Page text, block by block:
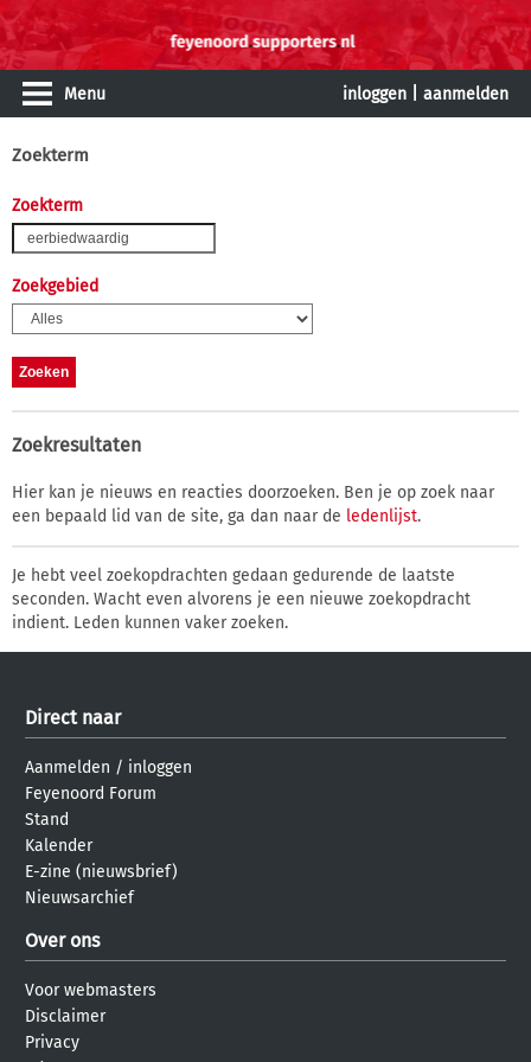
Menu inloggen aanmelden
Zoekterm
Zoekterm
Zoekgebied
Zoekresultaten
Hier kan je nieuws en reacties doorzoeken. Ben je op zoek naar
een bepaald lid van de site, ga dan naar de ledenlijst.
Je hebt veel zoekopdrachten gedaan gedurende de laatste
seconden. Wacht even alvorens je een nieuwe zoekopdracht
indient. Leden kunnen vaker zoeken.
Direct naar
Aanmelden / inloggen
Feyenoord Forum
Stand
Kalender
E-zine (nieuwsbrief)
Nieuwsarchief
Over ons
Voor webmasters
Disclaimer
Privacy